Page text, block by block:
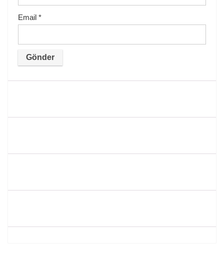
Email *